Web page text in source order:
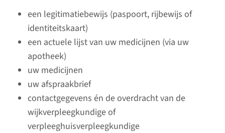
een legitimatiebewijs (paspoort, rijbewijs of
identiteitskaart)
een actuele lijst van uw medicijnen (via uw
apotheek)
uw medicijnen
uw afspraakbrief
contactgegevens én de overdracht van de
wijkverpleegkundige of
verpleeghuisverpleegkundige
verder verwachten?
lees meer